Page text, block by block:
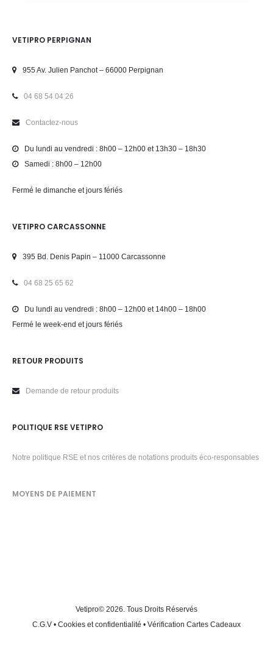
VETIPRO PERPIGNAN
955 Av. Julien Panchot – 66000 Perpignan
04 68 54 04 26
Contactez-nous
Du lundi au vendredi : 8h00 – 12h00 et 13h30 – 18h30
Samedi : 8h00 – 12h00
Fermé le dimanche et jours fériés
VETIPRO CARCASSONNE
395 Bd. Denis Papin – 11000 Carcassonne
04 68 25 65 62
Du lundi au vendredi : 8h00 – 12h00 et 14h00 – 18h00
Fermé le week-end et jours fériés
RETOUR PRODUITS
Demande de retour produits
POLITIQUE RSE VETIPRO
Notre politique RSE et nos critères de notations produits éco-responsables
MOYENS DE PAIEMENT
Vetipro© 2026. Tous Droits Réservés
C.G.V • Cookies et confidentialité • Vérification Cartes Cadeaux